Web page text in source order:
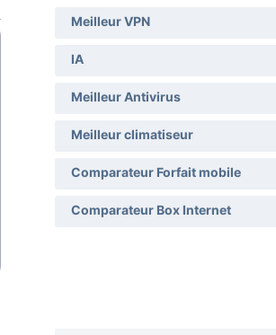
Meilleur VPN
IA
Meilleur Antivirus
Meilleur climatiseur
Comparateur Forfait mobile
Comparateur Box Internet